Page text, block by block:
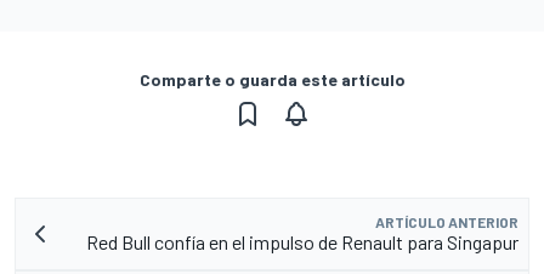
Comparte o guarda este artículo
ARTÍCULO ANTERIOR
Red Bull confía en el impulso de Renault para Singapur